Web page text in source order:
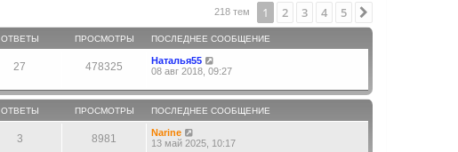
218 тем 1 2 3 4 5
ОТВЕТЫ ПРОСМОТРЫ ПОСЛЕДНЕЕ СООБЩЕНИЕ
27 478325
Наталья55
08 авг 2018, 09:27
ОТВЕТЫ ПРОСМОТРЫ ПОСЛЕДНЕЕ СООБЩЕНИЕ
3 8981
Narine
13 май 2025, 10:17